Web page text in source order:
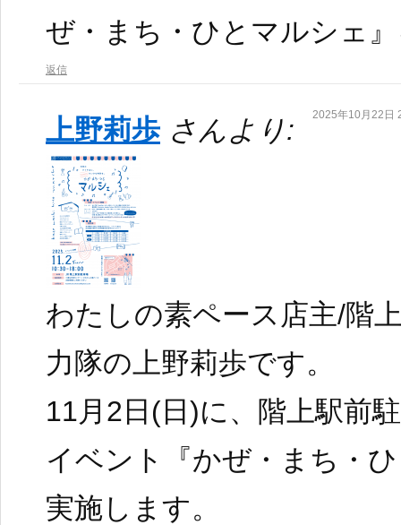
ぜ・まち・ひとマルシェ
返信
上野莉歩 さんより: 2025年10月22日
わたしの素ペース店主/階
力隊の上野莉歩です。
11月2日(日)に、階上駅前
イベント『かぜ・まち・
実施します。